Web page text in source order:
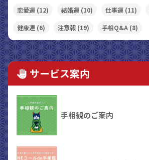
恋愛運 (12) 結婚運 (10) 仕事運 (11)
健康運 (6) 注意報 (19) 手相Q&A (8)
サービス案内
手相観のご案内